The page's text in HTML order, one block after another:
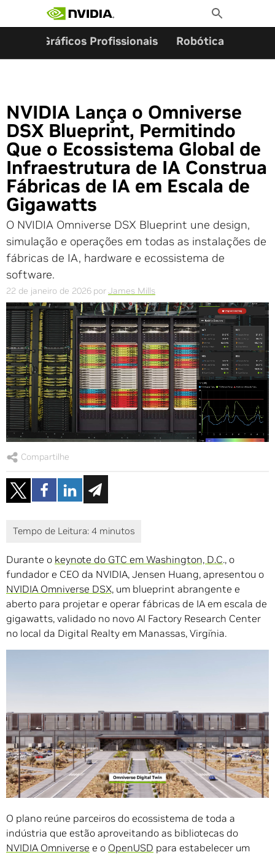
Toggle
Search
Gráficos Profissionais Robótica
NVIDIA Lança o Omniverse
DSX Blueprint, Permitindo
Que o Ecossistema Global de
Infraestrutura de IA Construa
Fábricas de IA em Escala de
Gigawatts
O NVIDIA Omniverse DSX Blueprint une design,
simulação e operações em todas as instalações de
fábricas de IA, hardware e ecossistema de
software.
22 de janeiro de 2026 porJames Mills
Compartilhe
Durante o keynote do GTC em Washington, D.C., o
fundador e CEO da NVIDIA, Jensen Huang, apresentou o
NVIDIA Omniverse DSX, um blueprint abrangente e
aberto para projetar e operar fábricas de IA em escala de
gigawatts, validado no novo AI Factory Research Center
no local da Digital Realty em Manassas, Virgínia.
O plano reúne parceiros do ecossistema de toda a
indústria que estão aproveitando as bibliotecas do
NVIDIA Omniverse e o OpenUSD para estabelecer um